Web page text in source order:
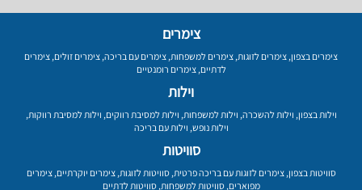
צימרים
צימרים בצפון, צימרים לזוגות, צימרים למשפחות, צימרים עם בריכה, צימרים זולים, צימרים
לדתיים,צימרים רומנטיים
וילות
וילות בצפון, וילות להשכרה, וילות למשפחות, וילות למסיבת רווקים, וילות למסיבת רווקות,
וילות נופש, וילות עם בריכה
סוויטות
סוויטות בצפון,צימרים לזוגות עם בריכה פרטית,סוויטות לזוגות,צימרים יוקרתיים,צימרים
מפוארים,סוויטות למשפחות,סוויטות לדתיים